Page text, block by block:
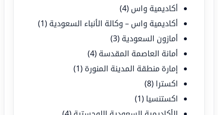
أكاديمية واس (4)
أكاديمية واس – وكالة الأنباء السعودية (1)
أمازون السعودية (3)
أمانة العاصمة المقدسة (4)
إمارة منطقة المدينة المنورة (1)
اكسترا (8)
اكستنسيا (1)